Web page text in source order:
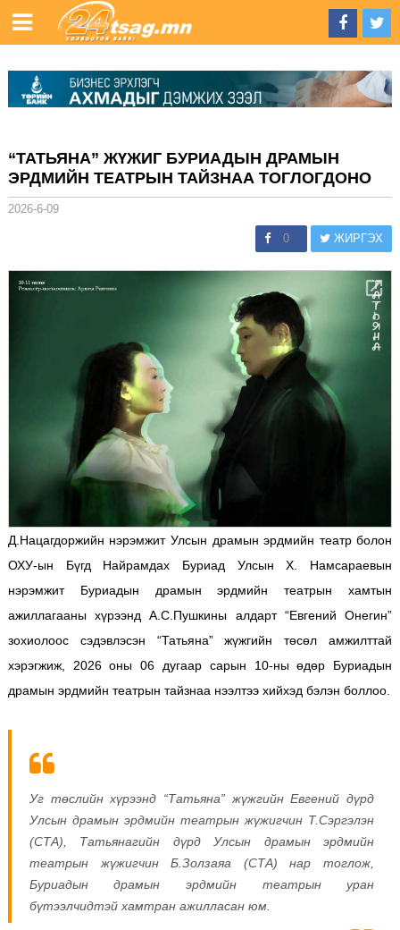
“ТАТЬЯНА” ЖҮЖИГ БУРИАДЫН ДРАМЫН
ЭРДМИЙН ТЕАТРЫН ТАЙЗНАА ТОГЛОГДОНО
2026-6-09
0 ЖИРГЭХ
Д.Нацагдоржийн нэрэмжит Улсын драмын эрдмийн театр болон
ОХУ-ын Бүгд Найрамдах Буриад Улсын Х. Намсараевын
нэрэмжит Буриадын драмын эрдмийн театрын хамтын
ажиллагааны хүрээнд А.С.Пушкины алдарт “Евгений Онегин”
зохиолоос сэдэвлэсэн “Татьяна” жүжгийн төсөл амжилттай
хэрэгжиж, 2026 оны 06 дугаар сарын 10-ны өдөр Буриадын
драмын эрдмийн театрын тайзнаа нээлтээ хийхэд бэлэн боллоо.
Уг төслийн хүрээнд “Татьяна” жүжгийн Евгений дүрд
Улсын драмын эрдмийн театрын жүжигчин Т.Сэргэлэн
(СТА), Татьянагийн дүрд Улсын драмын эрдмийн
театрын жүжигчин Б.Золзаяа (СТА) нар тоглож,
Буриадын драмын эрдмийн театрын уран
бүтээлчидтэй хамтран ажилласан юм.